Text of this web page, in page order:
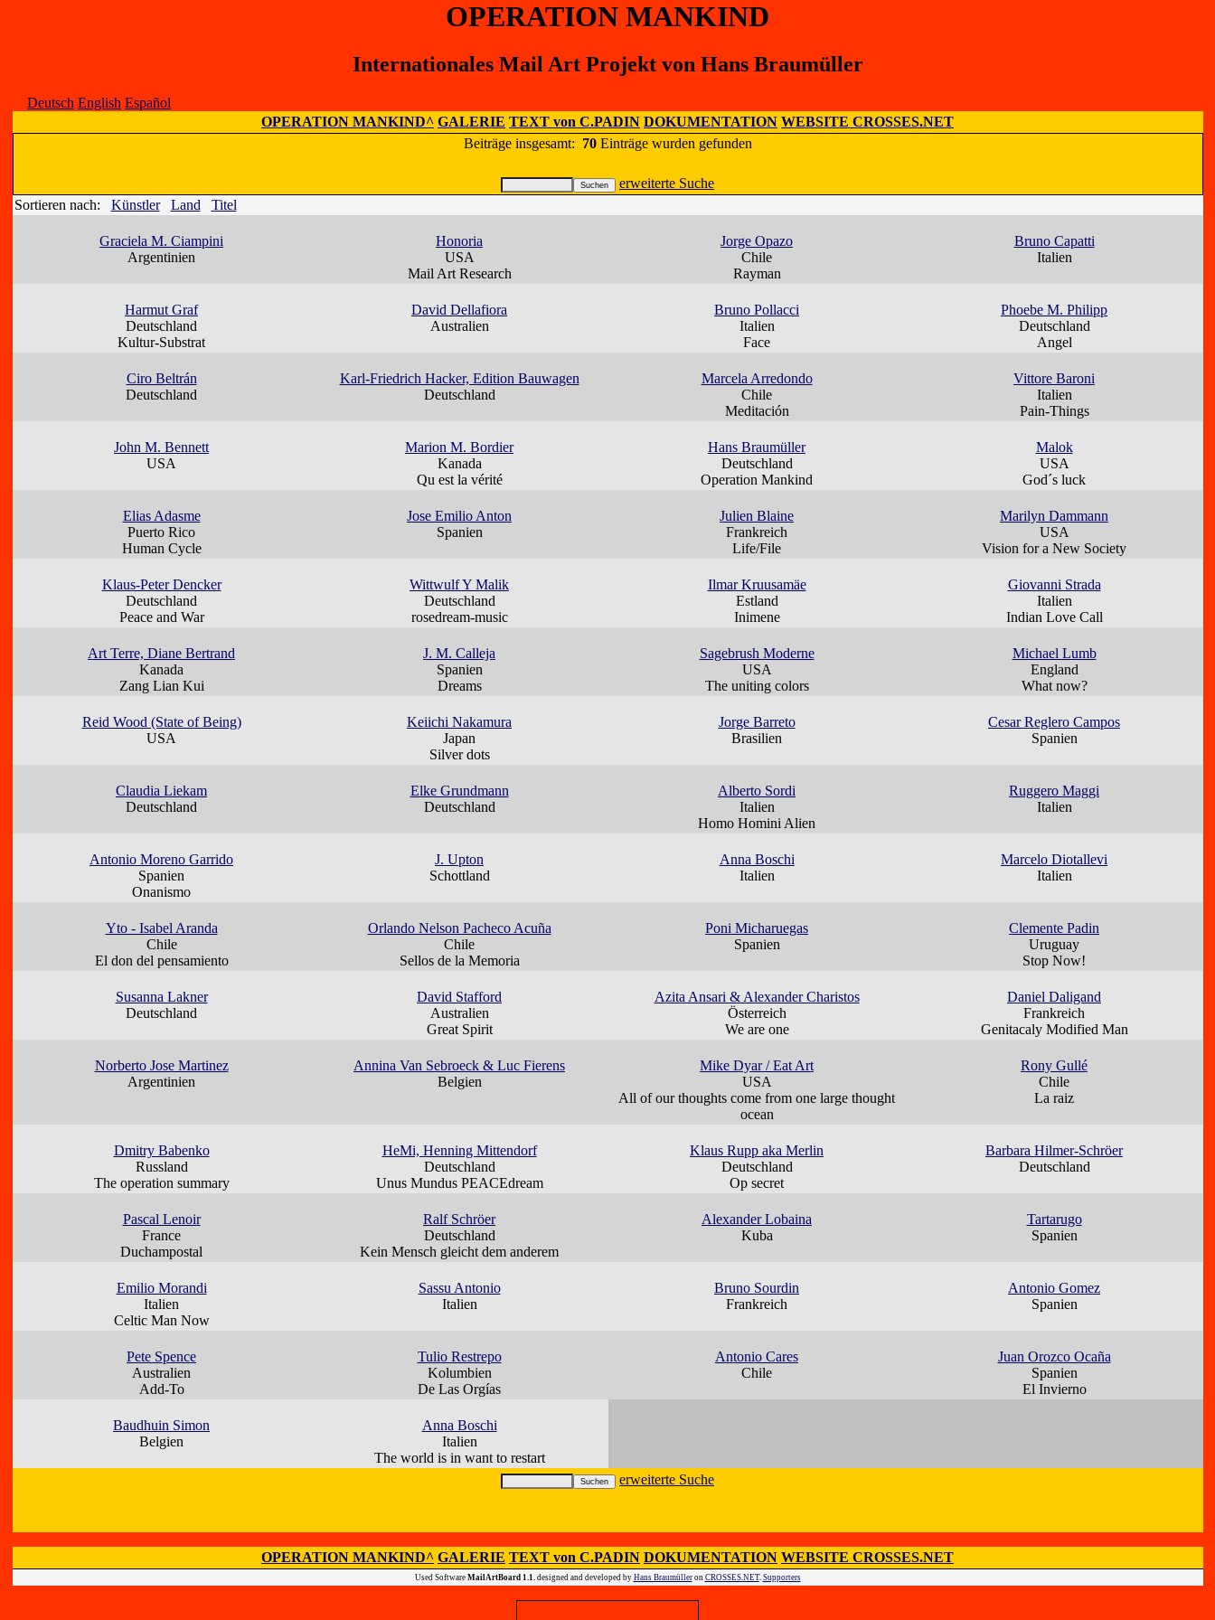
OPERATION MANKIND
Internationales Mail Art Projekt von Hans Braumüller
Deutsch English Español
OPERATION MANKIND^ GALERIE TEXT von C.PADIN DOKUMENTATION WEBSITE CROSSES.NET
Beiträge insgesamt: 70Einträge wurden gefunden
erweiterte Suche
Sortieren nach: Künstler Land Titel
Graciela M. Ciampini
Argentinien
Honoria
USA
Mail Art Research
Jorge Opazo
Chile
Rayman
Bruno Capatti
Italien
Harmut Graf
Deutschland
Kultur-Substrat
David Dellafiora
Australien
Bruno Pollacci
Italien
Face
Phoebe M. Philipp
Deutschland
Angel
Ciro Beltrán
Deutschland
Karl-Friedrich Hacker, Edition Bauwagen
Deutschland
Marcela Arredondo
Chile
Meditación
Vittore Baroni
Italien
Pain-Things
John M. Bennett
USA
Marion M. Bordier
Kanada
Qu est la vérité
Hans Braumüller
Deutschland
Operation Mankind
Malok
USA
God´s luck
Elias Adasme
Puerto Rico
Human Cycle
Jose Emilio Anton
Spanien
Julien Blaine
Frankreich
Life/File
Marilyn Dammann
USA
Vision for a New Society
Klaus-Peter Dencker
Deutschland
Peace and War
Wittwulf Y Malik
Deutschland
rosedream-music
Ilmar Kruusamäe
Estland
Inimene
Giovanni Strada
Italien
Indian Love Call
Art Terre, Diane Bertrand
Kanada
Zang Lian Kui
J. M. Calleja
Spanien
Dreams
Sagebrush Moderne
USA
The uniting colors
Michael Lumb
England
What now?
Reid Wood (State of Being)
USA
Keiichi Nakamura
Japan
Silver dots
Jorge Barreto
Brasilien
Cesar Reglero Campos
Spanien
Claudia Liekam
Deutschland
Elke Grundmann
Deutschland
Alberto Sordi
Italien
Homo Homini Alien
Ruggero Maggi
Italien
Antonio Moreno Garrido
Spanien
Onanismo
J. Upton
Schottland
Anna Boschi
Italien
Marcelo Diotallevi
Italien
Yto - Isabel Aranda
Chile
El don del pensamiento
Orlando Nelson Pacheco Acuña
Chile
Sellos de la Memoria
Poni Micharuegas
Spanien
Clemente Padin
Uruguay
Stop Now!
Susanna Lakner
Deutschland
David Stafford
Australien
Great Spirit
Azita Ansari & Alexander Charistos
Österreich
We are one
Daniel Daligand
Frankreich
Genitacaly Modified Man
Norberto Jose Martinez
Argentinien
Annina Van Sebroeck & Luc Fierens
Belgien
Mike Dyar / Eat Art
USA
All of our thoughts come from one large thought
ocean
Rony Gullé
Chile
La raiz
Dmitry Babenko
Russland
The operation summary
HeMi, Henning Mittendorf
Deutschland
Unus Mundus PEACEdream
Klaus Rupp aka Merlin
Deutschland
Op secret
Barbara Hilmer-Schröer
Deutschland
Pascal Lenoir
France
Duchampostal
Ralf Schröer
Deutschland
Kein Mensch gleicht dem anderem
Alexander Lobaina
Kuba
Tartarugo
Spanien
Emilio Morandi
Italien
Celtic Man Now
Sassu Antonio
Italien
Bruno Sourdin
Frankreich
Antonio Gomez
Spanien
Pete Spence
Australien
Add-To
Tulio Restrepo
Kolumbien
De Las Orgías
Antonio Cares
Chile
Juan Orozco Ocaña
Spanien
El Invierno
Baudhuin Simon
Belgien
Anna Boschi
Italien
The world is in want to restart
erweiterte Suche
OPERATION MANKIND^ GALERIE TEXT von C.PADIN DOKUMENTATION WEBSITE CROSSES.NET
Used Software MailArtBoard 1.1.designed and developed by Hans Braumülleron CROSSES.NET. Supporters